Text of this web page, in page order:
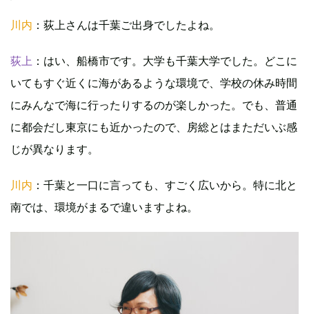
川内 ：荻上さんは千葉ご出身でしたよね。
荻上 ：はい、船橋市です。大学も千葉大学でした。どこに
いてもすぐ近くに海があるような環境で、学校の休み時間
にみんなで海に行ったりするのが楽しかった。でも、普通
に都会だし東京にも近かったので、房総とはまただいぶ感
じが異なります。
川内 ：千葉と一口に言っても、すごく広いから。特に北と
南では、環境がまるで違いますよね。